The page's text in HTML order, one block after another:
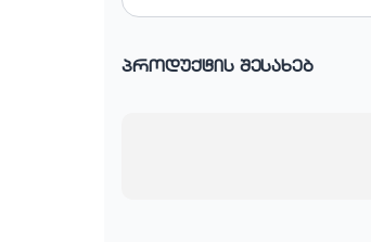
პროდუქტის შესახებ